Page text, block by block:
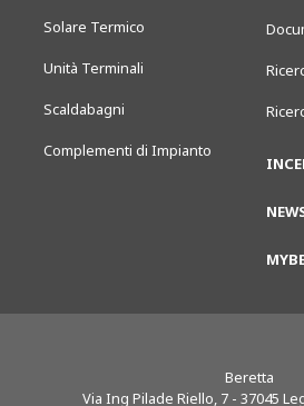
Solare Termico
Unità Terminali
Scaldabagni
Complementi di Impianto
Beretta
Via Ing Pilade Riello, 7 - 37045